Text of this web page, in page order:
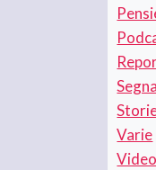
Varie
Video